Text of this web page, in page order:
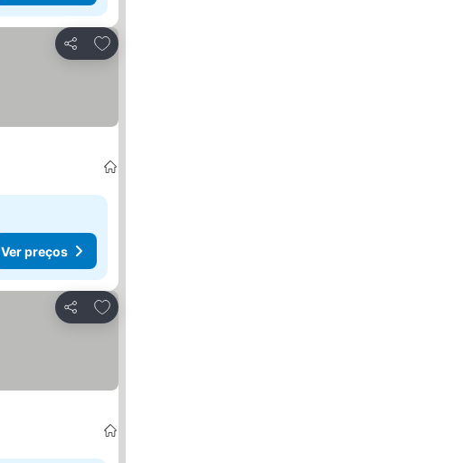
Partilhar
Adicionar aos favoritos
Ver preços
Partilhar
Adicionar aos favoritos